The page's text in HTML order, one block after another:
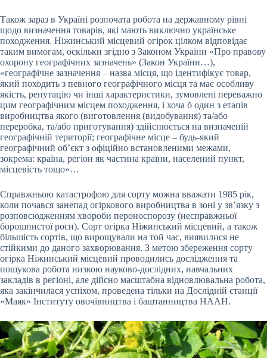
Також зараз в Україні розпочата робота на державному рівні
щодо визначення товарів, які мають виключно українське
походження. Ніжинський місцевий огірок цілком відповідає
таким вимогам, оскільки згідно з Законом України «Про правову
охорону географічних зазначень» (Закон України…),
«географічне зазначення – назва місця, що ідентифікує товар,
який походить з певного географічного місця та має особливу
якість, репутацію чи інші характеристики, зумовлені переважно
цим географічним місцем походження, і хоча б один з етапів
виробництва якого (виготовлення (видобування) та/або
переробка, та/або приготування) здійснюється на визначеній
географічній території; географічне місце – будь-який
географічний об’єкт з офіційно встановленими межами,
зокрема: країна, регіон як частина країни, населений пункт,
місцевість тощо»…
Справжньою катастрофою для сорту можна вважати 1985 рік,
коли почався занепад огіркового виробництва в зоні у зв’язку з
розповсюдженням хвороби пероноспорозу (несправжньої
борошнистої роси). Сорт огірка Ніжинський місцевий, а також
більшість сортів, що вирощували на той час, виявилися не
стійкими до даного захворювання. З метою збереження сорту
огірка Ніжинський місцевий проводились дослідження та
пошукова робота низкою науково-дослідних, навчальних
закладів в регіоні, але дійсно масштабна відновлювальна робота,
яка закінчилася успіхом, проведена тільки на Дослідній станції
«Маяк» Інституту овочівництва і баштанництва НААН.